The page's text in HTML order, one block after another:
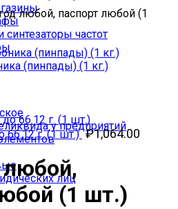
синтезаторы частот
у предприятий
лиц
любой, паспорт любой (1
(пинпады) (1 кг.)
66.12 г. (1 шт.) ₽1,064.00
(1 шт.)